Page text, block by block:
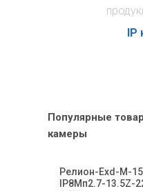
IP
Популярные
камеры
Релион-Exd-М-
IP8Мп2.7-13.5Z-